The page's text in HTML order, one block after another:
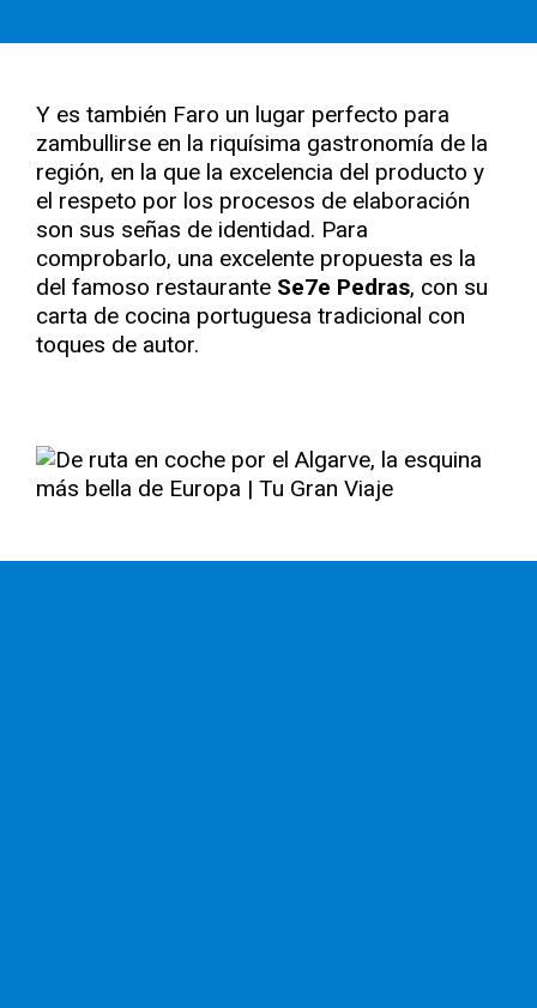
Y es también Faro un lugar perfecto para
zambullirse en la riquísima gastronomía de la
región, en la que la excelencia del producto y
el respeto por los procesos de elaboración
son sus señas de identidad. Para
comprobarlo, una excelente propuesta es la
del famoso restaurante Se7e Pedras, con su
carta de cocina portuguesa tradicional con
toques de autor.